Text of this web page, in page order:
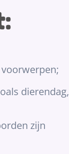
dierendag,
zijn